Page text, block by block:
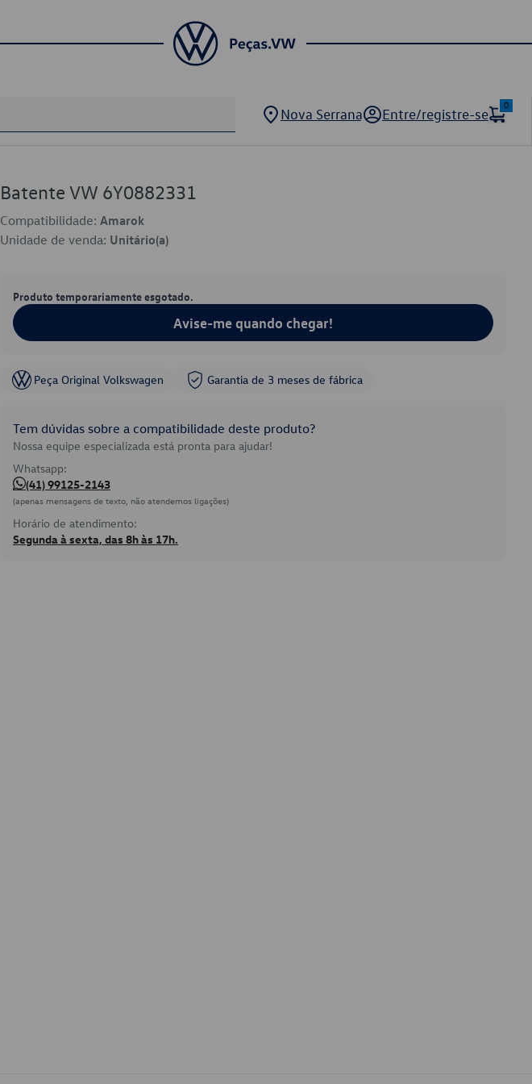
Nova Serrana Entre/registre-se
0
Batente VW 6Y0882331
Compatibilidade: Amarok
Unidade de venda: Unitário(a)
Produto temporariamente esgotado.
Avise-me quando chegar!
Peça Original Volkswagen Garantia de 3 meses de fábrica
Tem dúvidas sobre a compatibilidade deste produto?
Nossa equipe especializada está pronta para ajudar!
Whatsapp:
(41) 99125-2143
(apenas mensagens de texto, não atendemos ligações)
Horário de atendimento:
Segunda à sexta, das 8h às 17h.